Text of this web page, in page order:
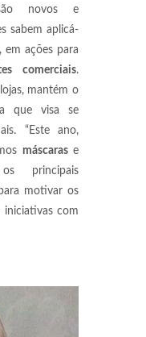
novos e
sabem aplicá-
em ações para
comerciais.
mantém o
que visa se
“Este ano,
máscarase
principais
motivar os
iniciativas com